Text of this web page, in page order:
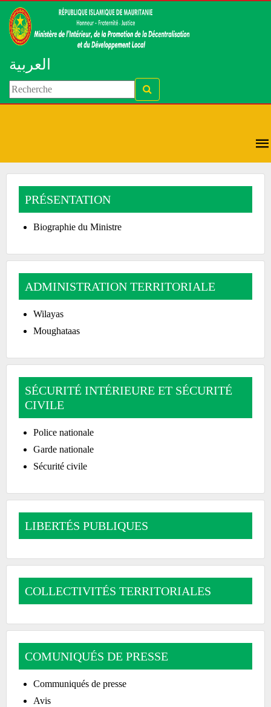
العربية
PRÉSENTATION
Biographie du Ministre
ADMINISTRATION TERRITORIALE
Wilayas
Moughataas
SÉCURITÉ INTÉRIEURE ET SÉCURITÉ
CIVILE
Police nationale
Garde nationale
Sécurité civile
LIBERTÉS PUBLIQUES
COLLECTIVITÉS TERRITORIALES
COMUNIQUÉS DE PRESSE
Communiqués de presse
Avis